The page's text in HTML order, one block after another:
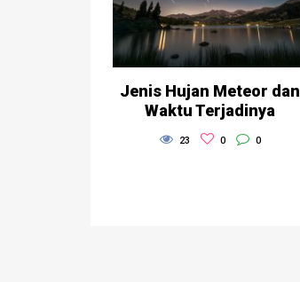
Jenis Hujan Meteor dan
Waktu Terjadinya
23 0 0